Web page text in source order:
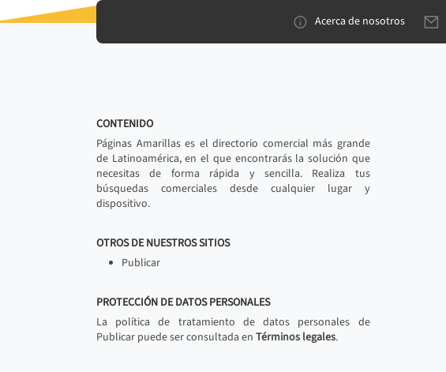
Acerca de nosotros
CONTENIDO
Páginas Amarillas es el directorio comercial más grande
de Latinoamérica, en el que encontrarás la solución que
necesitas de forma rápida y sencilla. Realiza tus
búsquedas comerciales desde cualquier lugar y
dispositivo.
OTROS DE NUESTROS SITIOS
Publicar
PROTECCIÓN DE DATOS PERSONALES
La política de tratamiento de datos personales de
Publicar puede ser consultada en Términos legales.